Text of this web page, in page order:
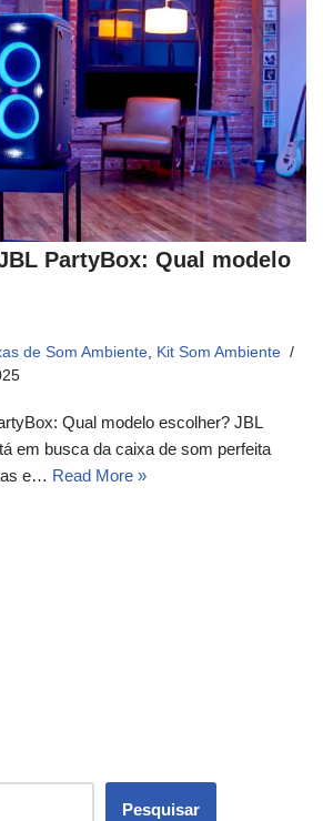
PartyBox: Qual modelo
de Som Ambiente, Kit Som Ambiente
Qual modelo escolher? JBL
em busca da caixa de som perfeita
e… Read More »
Pesquisar